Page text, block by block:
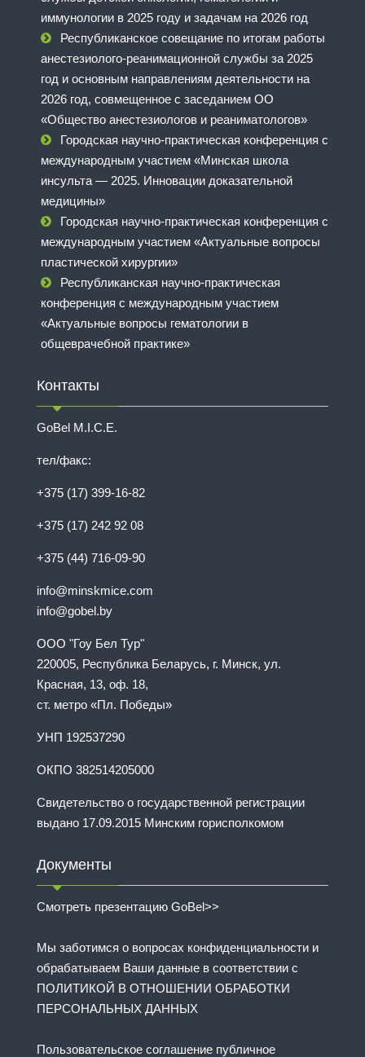
иммунологии в 2025 году и задачам на 2026 год
Республиканское совещание по итогам работы
анестезиолого-реанимационной службы за 2025
год и основным направлениям деятельности на
2026 год, совмещенное с заседанием ОО
«Общество анестезиологов и реаниматологов»
Городская научно-практическая конференция с
международным участием «Минская школа
инсульта — 2025. Инновации доказательной
медицины»
Городская научно-практическая конференция с
международным участием «Актуальные вопросы
пластической хирургии»
Республиканская научно-практическая
конференция с международным участием
«Актуальные вопросы гематологии в
общеврачебной практике»
Контакты
GoBel M.I.C.E.
тел/факс:
+375 (17) 399-16-82
+375 (17) 242 92 08
+375 (44) 716-09-90
info@minskmice.com
info@gobel.by
ООО "Гоу Бел Тур"
220005, Республика Беларусь, г. Минск, ул.
Красная, 13, оф. 18,
ст. метро «Пл. Победы»
УНП 192537290
ОКПО 382514205000
Свидетельство о государственной регистрации
выдано 17.09.2015 Минским горисполкомом
Документы
Смотреть презентацию GoBel>>
Мы заботимся о вопросах конфиденциальности и
обрабатываем Ваши данные в соответствии с
ПОЛИТИКОЙ В ОТНОШЕНИИ ОБРАБОТКИ
ПЕРСОНАЛЬНЫХ ДАННЫХ
Пользовательское соглашение публичное